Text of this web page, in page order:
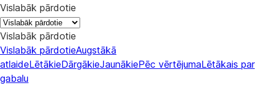
Vislabāk pārdotie
Vislabāk pārdotie
Vislabāk pārdotieAugstākā
atlaideLētākieDārgākieJaunākiePēc vērtējumaLētākais par
gabalu